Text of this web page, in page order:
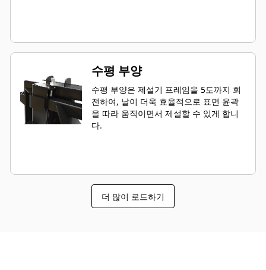
수평 부양
수평 부양은 제설기 프레임을 5도까지 회
전하여, 날이 더욱 효율적으로 표면 윤곽
을 따라 움직이면서 제설할 수 있게 합니
다.
더 많이 로드하기